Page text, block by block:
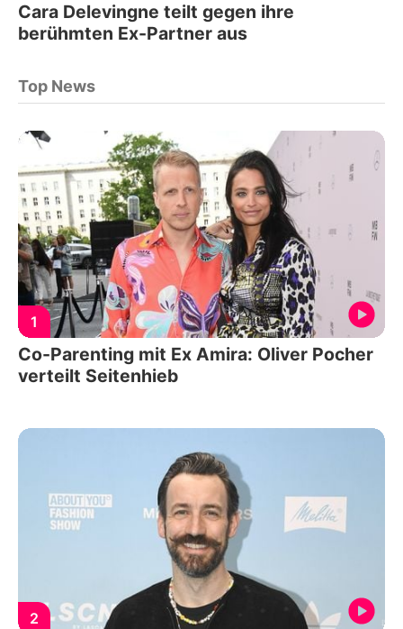
Cara Delevingne teilt gegen ihre
berühmten Ex-Partner aus
Top News
1
Co-Parenting mit Ex Amira: Oliver Pocher
verteilt Seitenhieb
2